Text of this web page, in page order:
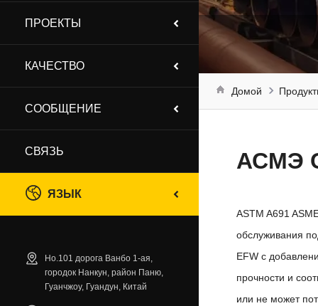
ПРОЕКТЫ
КАЧЕСТВО
СООБЩЕНИЕ
СВЯЗЬ
ЯЗЫК
Но.101 дорога Ванбо 1-ая,
городок Нанкун, район Паню,
Гуанчжоу, Гуандун, Китай
Домой
АСМЭ
ASTM A691
обслуживания
EFW с
прочности и
или не может